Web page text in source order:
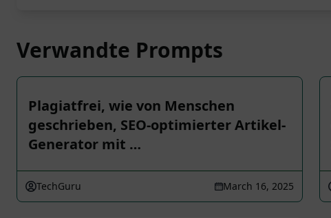
Verwandte Prompts
Plagiatfrei, wie von Menschen
geschrieben, SEO-optimierter Artikel-
Generator mit …
TechGuru March 16, 2025